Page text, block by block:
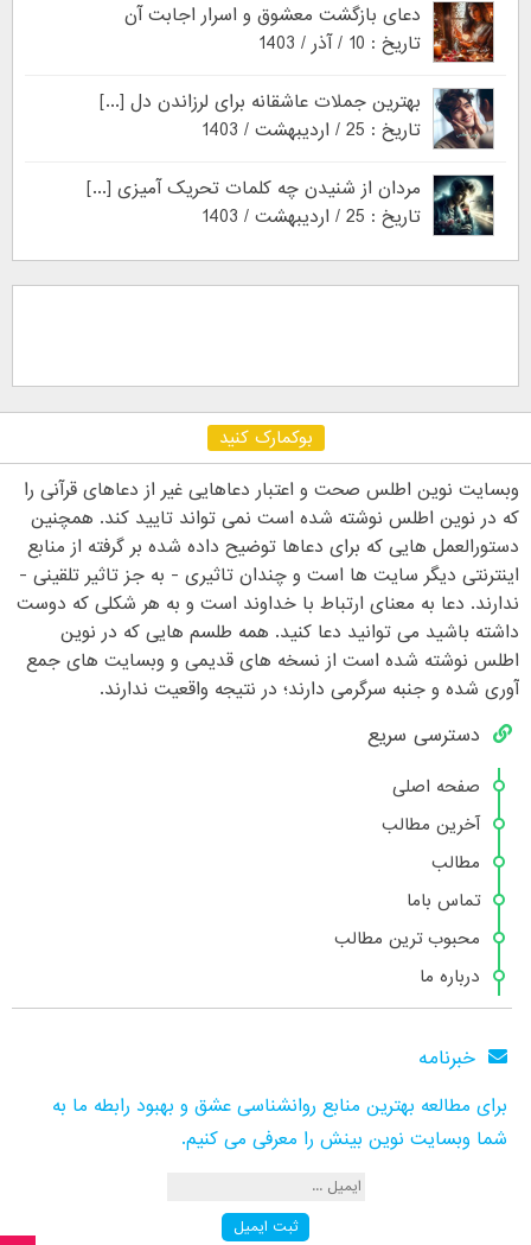
دعای بازگشت معشوق و اسرار اجابت آن
تاریخ : 10 / آذر / 1403
بهترین جملات عاشقانه برای لرزاندن دل [...]
تاریخ : 25 / اردیبهشت / 1403
مردان از شنیدن چه کلمات تحریک آمیزی [...]
تاریخ : 25 / اردیبهشت / 1403
بوکمارک کنید
وبسایت نوین اطلس صحت و اعتبار دعاهایی غیر از دعاهای قرآنی را
که در نوین اطلس نوشته شده است نمی تواند تایید کند. همچنین
دستورالعمل هایی که برای دعاها توضیح داده شده بر گرفته از منابع
اینترنتی دیگر سایت ها است و چندان تاثیری - به جز تاثیر تلقینی -
ندارند. دعا به معنای ارتباط با خداوند است و به هر شکلی که دوست
داشته باشید می توانید دعا کنید. همه طلسم هایی که در نوین
اطلس نوشته شده است از نسخه های قدیمی و وبسایت های جمع
آوری شده و جنبه سرگرمی دارند؛ در نتیجه واقعیت ندارند.
دسترسی سریع
صفحه اصلی
آخرین مطالب
مطالب
تماس باما
محبوب ترین مطالب
درباره ما
خبرنامه
برای مطالعه بهترین منابع روانشناسی عشق و بهبود رابطه ما به
شما وبسایت نوین بینش را معرفی می کنیم.